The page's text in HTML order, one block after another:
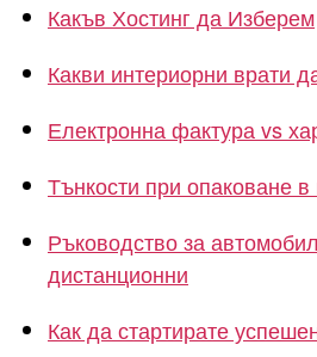
Какъв Хостинг да Изберем
Какви интериорни врати
Електронна фактура vs
Тънкости при опаковане
Ръководство за
дистанционни
Как да стартирате